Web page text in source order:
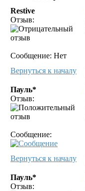
Restive
Отзыв:
Сообщение: Нет
Вернуться к началу
Пауль*
Отзыв:
Сообщение:
Вернуться к началу
Пауль*
Отзыв: